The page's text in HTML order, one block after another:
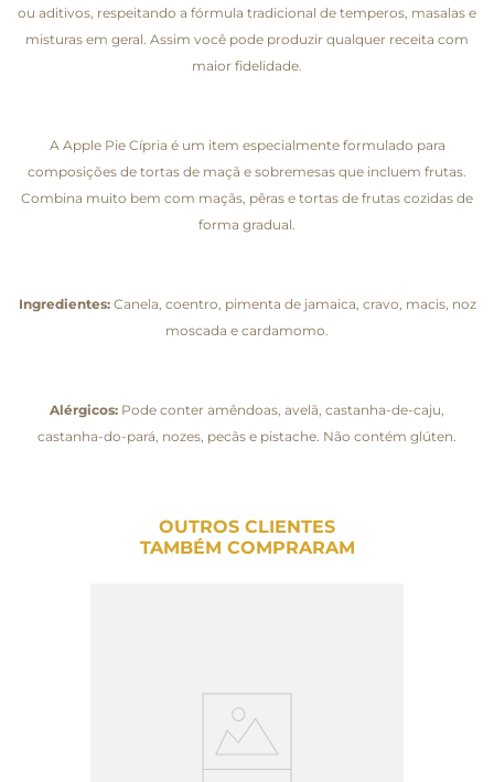
ou aditivos, respeitando a fórmula tradicional de temperos, masalas e
misturas em geral. Assim você pode produzir qualquer receita com
maior fidelidade.
A Apple Pie Cípria é um item especialmente formulado para
composições de tortas de maçã e sobremesas que incluem frutas.
Combina muito bem com maçãs, pêras e tortas de frutas cozidas de
forma gradual.
Ingredientes:Canela, coentro, pimenta de jamaica, cravo, macis, noz
moscada e cardamomo.
Alérgicos: Pode conter amêndoas, avelã, castanha-de-caju,
castanha-do-pará, nozes, pecãs e pistache. Não contém glúten.
OUTROS CLIENTES
TAMBÉM COMPRARAM